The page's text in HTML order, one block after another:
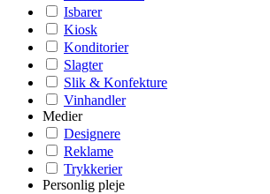
Isbarer
Kiosk
Konditorier
Slagter
Slik & Konfekture
Vinhandler
Medier
Designere
Reklame
Trykkerier
Personlig pleje